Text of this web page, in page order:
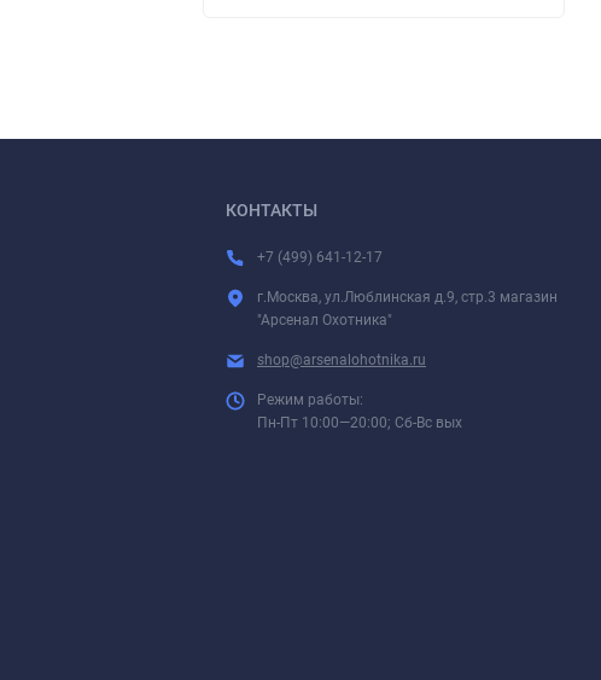
КОНТАКТЫ
+7 (499) 641-12-17
г.Москва, ул.Люблинская д.9, стр.3 магазин
"Арсенал Охотника"
shop@arsenalohotnika.ru
Режим работы:
Пн-Пт 10:00—20:00; Сб-Вс вых